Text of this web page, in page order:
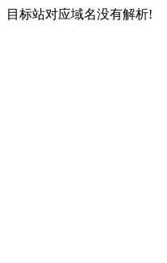
目标站对应域名没有解析!